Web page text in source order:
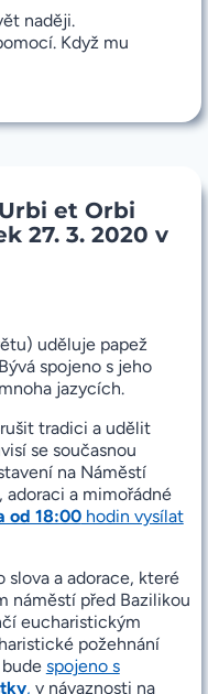
naději.
Když mu
et Orbi
27. 3. 2020 v
uděluje papež
spojeno s jeho
jazycích.
tradici a udělit
se současnou
na Náměstí
adoraci a mimořádné
od 18:00hodin vysílat
a adorace, které
náměstí před Bazilikou
eucharistickým
požehnání
spojeno s
, v návaznosti na